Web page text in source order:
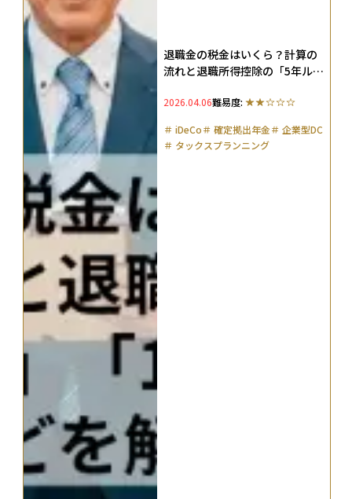
退職金の税金はいくら？計算の
流れと退職所得控除の「5年ルー
2026.04.06難易度:
＃ iDeCo＃ 確定拠出年金＃ 企業型DC
＃ タックスプランニング